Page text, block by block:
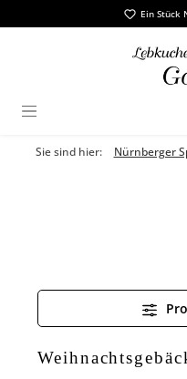
Ein Stück
Sie sind hier: Nürnberger